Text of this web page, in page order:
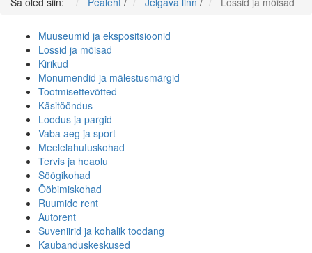
Muuseumid ja ekspositsioonid
Lossid ja mõisad
Kirikud
Monumendid ja mälestusmärgid
Tootmisettevõtted
Käsitööndus
Loodus ja pargid
Vaba aeg ja sport
Meelelahutuskohad
Tervis ja heaolu
Söögikohad
Ööbimiskohad
Ruumide rent
Autorent
Suveniirid ja kohalik toodang
Kaubanduskeskused